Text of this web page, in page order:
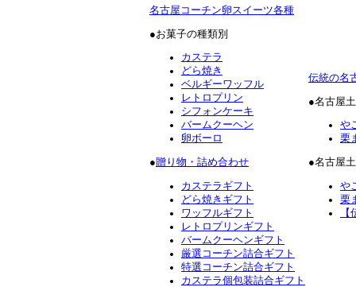
名古屋コーチン卵スイーツ各種
●お菓子の種類別
カステラ
どら焼き
ベルギーワッフル
レトロプリン
シフォンケーキ
バームクーヘン
卵ボーロ
●贈り物・詰め合わせ
カステラギフト
どら焼きギフト
ワッフルギフト
レトロプリンギフト
バームクーヘンギフト
厳選コーチン詰合ギフト
特選コーチン詰合ギフト
カステラ個包装詰合ギフト
伝統の名
●名古屋
や
栗
●名古屋
や
栗